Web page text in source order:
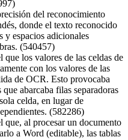
del reconocimiento
donde el texto reconocido
y espacios adicionales
(540457)
los valores de las celdas de
con los valores de las
de OCR. Esto provocaba
abarcaba filas separadoras
celda, en lugar de
(582286)
al procesar un documento
a Word (editable), las tablas